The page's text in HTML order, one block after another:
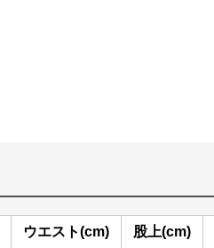
ウエスト(cm) 股上(cm)